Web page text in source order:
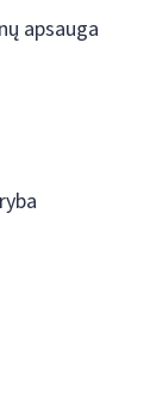
apsauga